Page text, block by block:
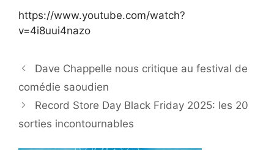
https://www.youtube.com/watch?
v=4i8uui4nazo
Dave Chappelle nous critique au festival de
comédie saoudien
Record Store Day Black Friday 2025: les 20
sorties incontournables